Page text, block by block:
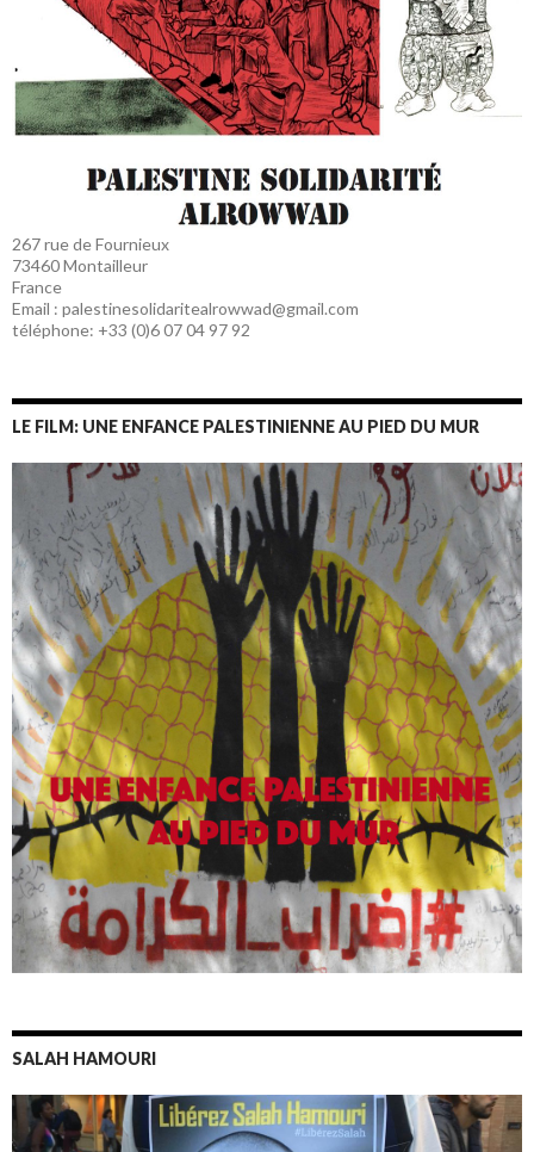
267 rue de Fournieux
73460 Montailleur
France
Email : palestinesolidaritealrowwad@gmail.com
téléphone: +33 (0)6 07 04 97 92
LE FILM: UNE ENFANCE PALESTINIENNE AU PIED DU MUR
SALAH HAMOURI